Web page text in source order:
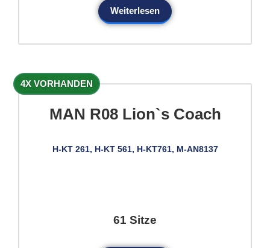
Weiterlesen
4X VORHANDEN
MAN R08 Lion`s Coach
H-KT 261, H-KT 561, H-KT761, M-AN8137
61 Sitze